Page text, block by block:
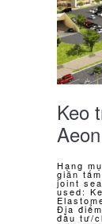
Keo
Hạng
giãn
joint
used:
Địa
đầu tư/